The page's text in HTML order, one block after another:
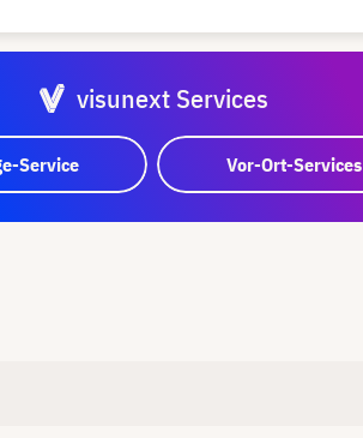
visunext Services
Service Vor-Ort-Services